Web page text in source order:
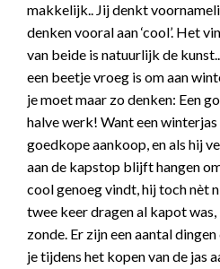
makkelijk.. Jij denkt
denken vooral aan ‘cool’. Het
van beide is natuurlijk de
een beetje vroeg is om aan
je moet maar zo denken: Een
halve werk! Want een
goedkope aankoop, en als hij
aan de kapstop blijft hangen
cool genoeg vindt, hij toch nèt
twee keer dragen al kapot
zonde. Er zijn een aantal
je tijdens het kopen van de jas